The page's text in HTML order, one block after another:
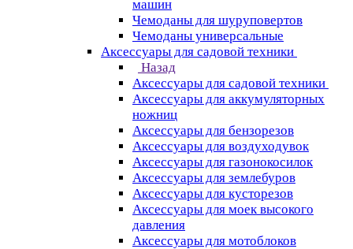
машин
Чемоданы для шуруповертов
Чемоданы универсальные
Аксессуары для садовой техники
Назад
Аксессуары для садовой техники
Аксессуары для аккумуляторных
ножниц
Аксессуары для бензорезов
Аксессуары для воздуходувок
Аксессуары для газонокосилок
Аксессуары для землебуров
Аксессуары для кусторезов
Аксессуары для моек высокого
давления
Аксессуары для мотоблоков